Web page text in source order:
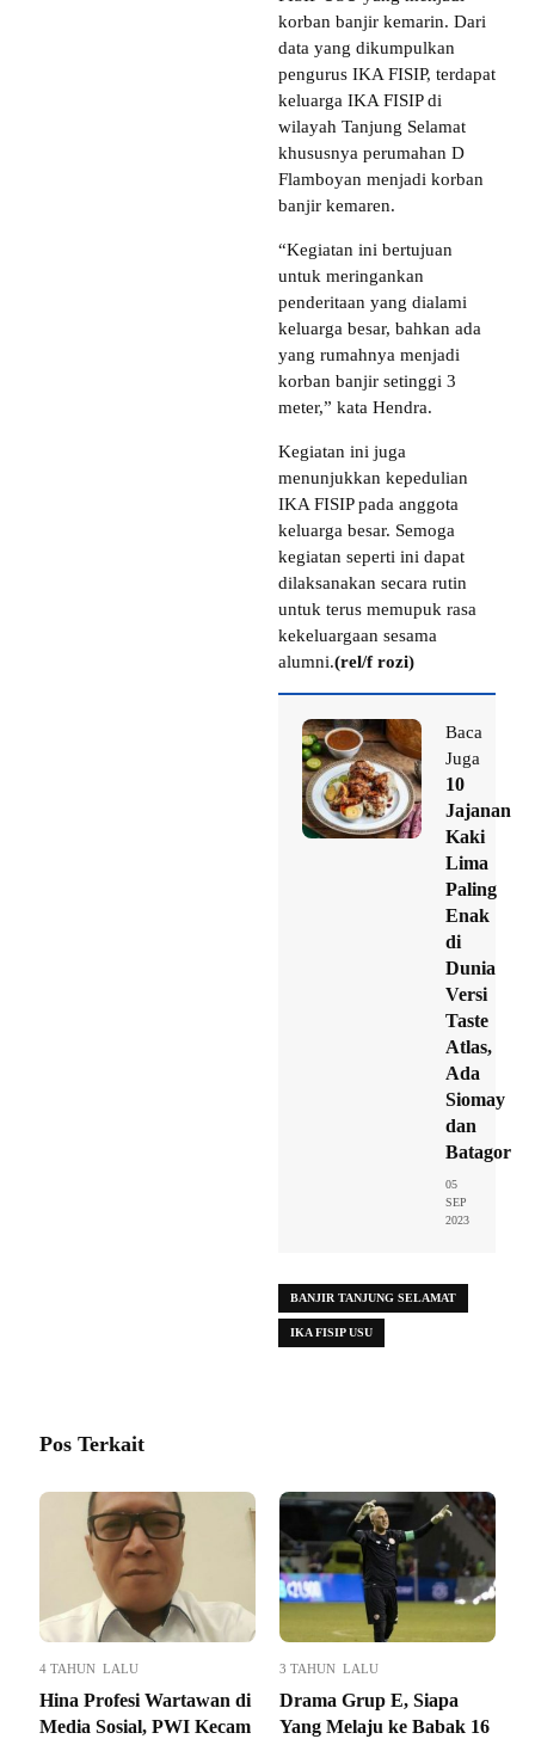
korban banjir kemarin. Dari
data yang dikumpulkan
pengurus IKA FISIP, terdapat
keluarga IKA FISIP di
wilayah Tanjung Selamat
khususnya perumahan D
Flamboyan menjadi korban
banjir kemaren.
“Kegiatan ini bertujuan
untuk meringankan
penderitaan yang dialami
keluarga besar, bahkan ada
yang rumahnya menjadi
korban banjir setinggi 3
meter,” kata Hendra.
Kegiatan ini juga
menunjukkan kepedulian
IKA FISIP pada anggota
keluarga besar. Semoga
kegiatan seperti ini dapat
dilaksanakan secara rutin
untuk terus memupuk rasa
kekeluargaan sesama
alumni.(rel/f rozi)
Baca
Juga
10
Jajanan
Kaki
Lima
Paling
Enak
di
Dunia
Versi
Taste
Atlas,
Ada
Siomay
dan
Batagor
05
SEP
2023
BANJIR TANJUNG SELAMAT
IKA FISIP USU
Pos Terkait
4 TAHUN LALU
Hina Profesi Wartawan di
Media Sosial, PWI Kecam
3 TAHUN LALU
Drama Grup E, Siapa
Yang Melaju ke Babak 16